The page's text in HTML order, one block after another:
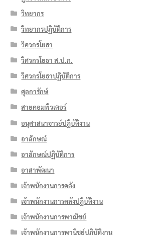
วิทยากร
วิทยากรปฏิบัติการ
วิศวกรโยธา
วิศวกรโยธา ส.ป.ก.
วิศวกรโยธาปฏิบัติการ
ศุลการักษ์
สายคอมพิวเตอร์
อนุศาสนาจารย์ปฏิบัติงาน
อาลักษณ์
อาลักษณ์ปฏิบัติการ
อาสาพัฒนา
เจ้าพนักงานการคลัง
เจ้าพนักงานการคลังปฏิบัติงาน
เจ้าพนักงานการพาณิชย์
เจ้าพนักงานการพานิชย์ปฏิบัติงาน